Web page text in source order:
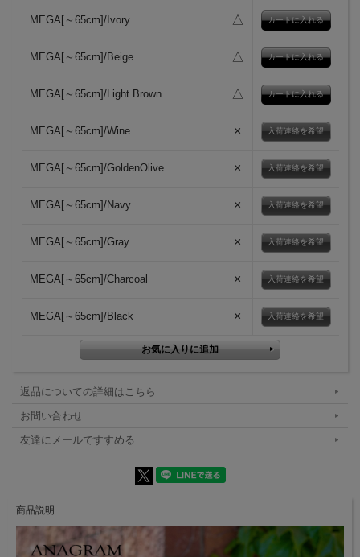
MEGA[～65cm]/Ivory △
MEGA[～65cm]/Beige △
MEGA[～65cm]/Light.Brown △
MEGA[～65cm]/Wine × 入荷連絡を希望
MEGA[～65cm]/GoldenOlive × 入荷連絡を希望
MEGA[～65cm]/Navy × 入荷連絡を希望
MEGA[～65cm]/Gray × 入荷連絡を希望
MEGA[～65cm]/Charcoal × 入荷連絡を希望
MEGA[～65cm]/Black × 入荷連絡を希望
返品についての詳細はこちら
お問い合わせ
友達にメールですすめる
商品説明